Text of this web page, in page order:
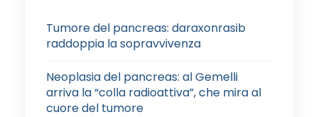
Tumore del pancreas: daraxonrasib
raddoppia la sopravvivenza
Neoplasia del pancreas: al Gemelli
arriva la “colla radioattiva”, che mira al
cuore del tumore